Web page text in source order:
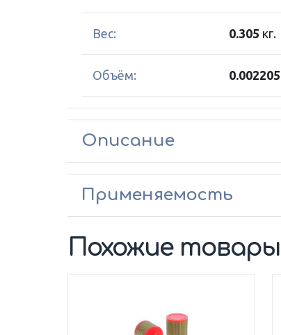
Вес: 0.305 кг.
Объём: 0.002205
Описание
Применяемость
Похожие товары